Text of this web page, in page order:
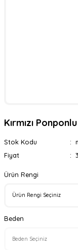
Kırmızı
Stok Kodu
Fiyat
Ürün Rengi
Beden